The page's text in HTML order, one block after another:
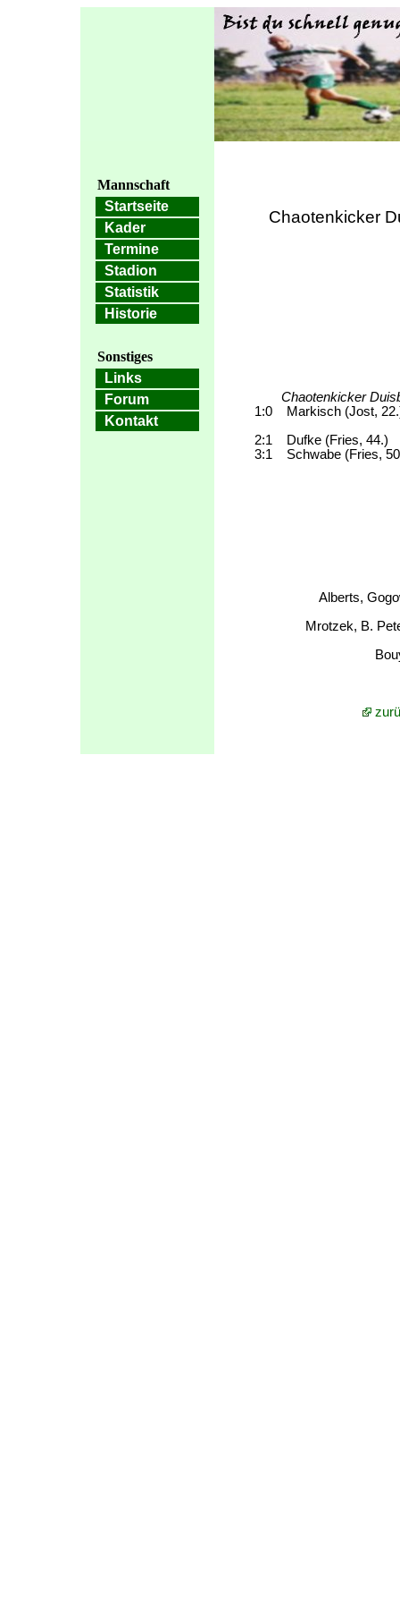
Mannschaft
Startseite
Kader
Termine
Stadion
Statistik
Historie
Sonstiges
Links
Forum
Kontakt
Chaotenkicker
Chaotenkicker
1:0 Markisch (Jost,
2:1 Dufke (Fries, 44.)
3:1 Schwabe (Fries,
Alberts,
Mrotzek, B.